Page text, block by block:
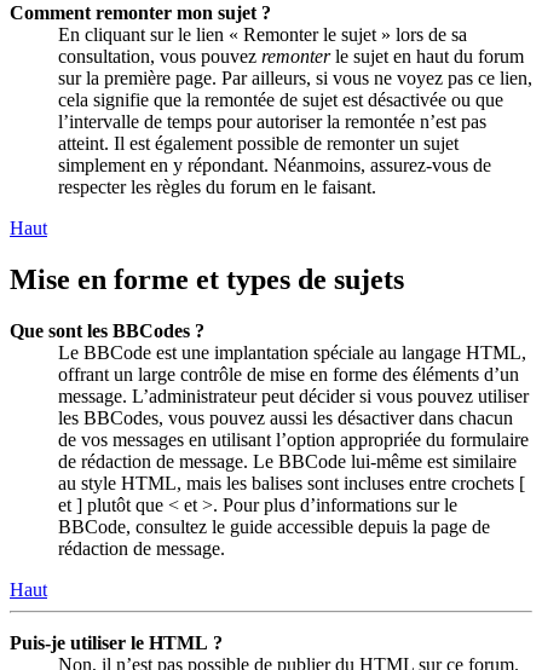
Comment remonter mon sujet ?
En cliquant sur le lien « Remonter le sujet » lors de sa
consultation, vous pouvez remonterle sujet en haut du forum
sur la première page. Par ailleurs, si vous ne voyez pas ce lien,
cela signifie que la remontée de sujet est désactivée ou que
l’intervalle de temps pour autoriser la remontée n’est pas
atteint. Il est également possible de remonter un sujet
simplement en y répondant. Néanmoins, assurez-vous de
respecter les règles du forum en le faisant.
Haut
Mise en forme et types de sujets
Que sont les BBCodes ?
Le BBCode est une implantation spéciale au langage HTML,
offrant un large contrôle de mise en forme des éléments d’un
message. L’administrateur peut décider si vous pouvez utiliser
les BBCodes, vous pouvez aussi les désactiver dans chacun
de vos messages en utilisant l’option appropriée du formulaire
de rédaction de message. Le BBCode lui-même est similaire
au style HTML, mais les balises sont incluses entre crochets [
et ] plutôt que < et >. Pour plus d’informations sur le
BBCode, consultez le guide accessible depuis la page de
rédaction de message.
Haut
Puis-je utiliser le HTML ?
Non, il n’est pas possible de publier du HTML sur ce forum.